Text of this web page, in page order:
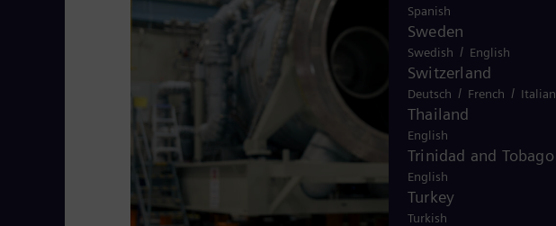
Spanish
Sweden
Swedish / English
Switzerland
Deutsch / French / Italian
Thailand
English
Trinidad and Tobago
English
Turkey
Turkish